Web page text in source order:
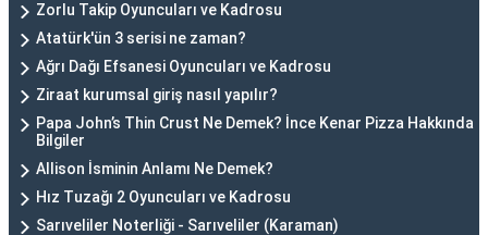
Zorlu Takip Oyuncuları ve Kadrosu
Atatürk'ün 3 serisi ne zaman?
Ağrı Dağı Efsanesi Oyuncuları ve Kadrosu
Ziraat kurumsal giriş nasıl yapılır?
Papa John’s Thin Crust Ne Demek? İnce Kenar Pizza Hakkında
Bilgiler
Allison İsminin Anlamı Ne Demek?
Hız Tuzağı 2 Oyuncuları ve Kadrosu
Sarıveliler Noterliği - Sarıveliler (Karaman)